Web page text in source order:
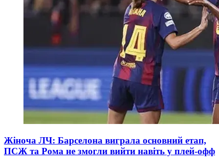
Жіноча ЛЧ: Барселона виграла основний етап,
ПСЖ та Рома не змогли вийти навіть у плей-офф